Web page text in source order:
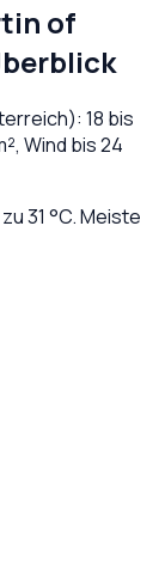
of
): 18 bis
Wind bis24
31 °C. Meiste